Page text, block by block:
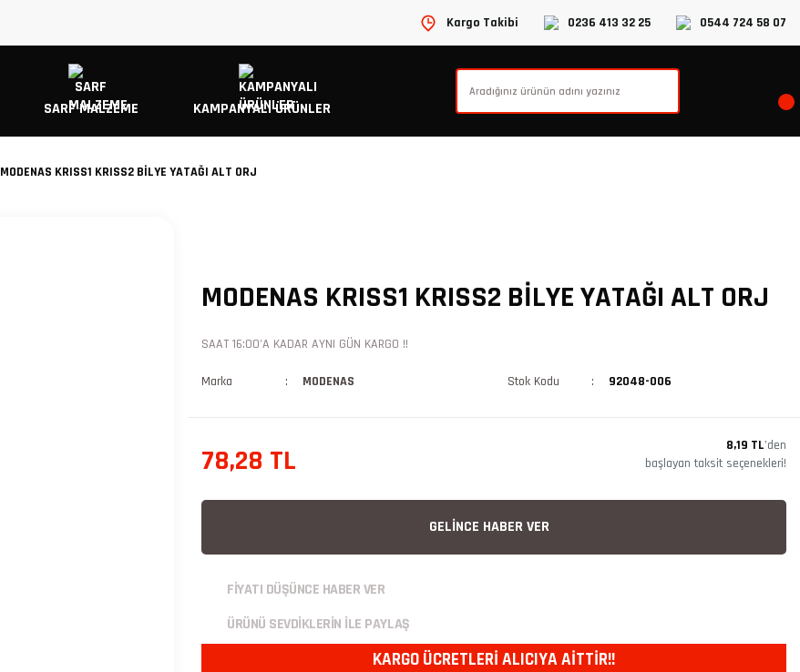
Kargo Takibi 0236 413 32 25 0544 724 58 07
SARF MALZEME KAMPANYALI ÜRÜNLER
MODENAS KRISS1 KRISS2 BİLYE YATAĞI ALT ORJ
MODENAS KRISS1 KRISS2 BİLYE YATAĞI ALT ORJ
SAAT 16:00'A KADAR AYNI GÜN KARGO !!
Marka MODENAS Stok Kodu 92048-006
78,28 TL 8,19 TL’den
başlayan taksit seçenekleri!
GELİNCE HABER VER
FİYATI DÜŞÜNCE HABER VER
ÜRÜNÜ SEVDİKLERİN İLE PAYLAŞ
KARGO ÜCRETLERİ ALICIYA AİTTİR!!